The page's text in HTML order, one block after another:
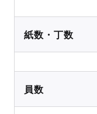
紙数・丁数
員数